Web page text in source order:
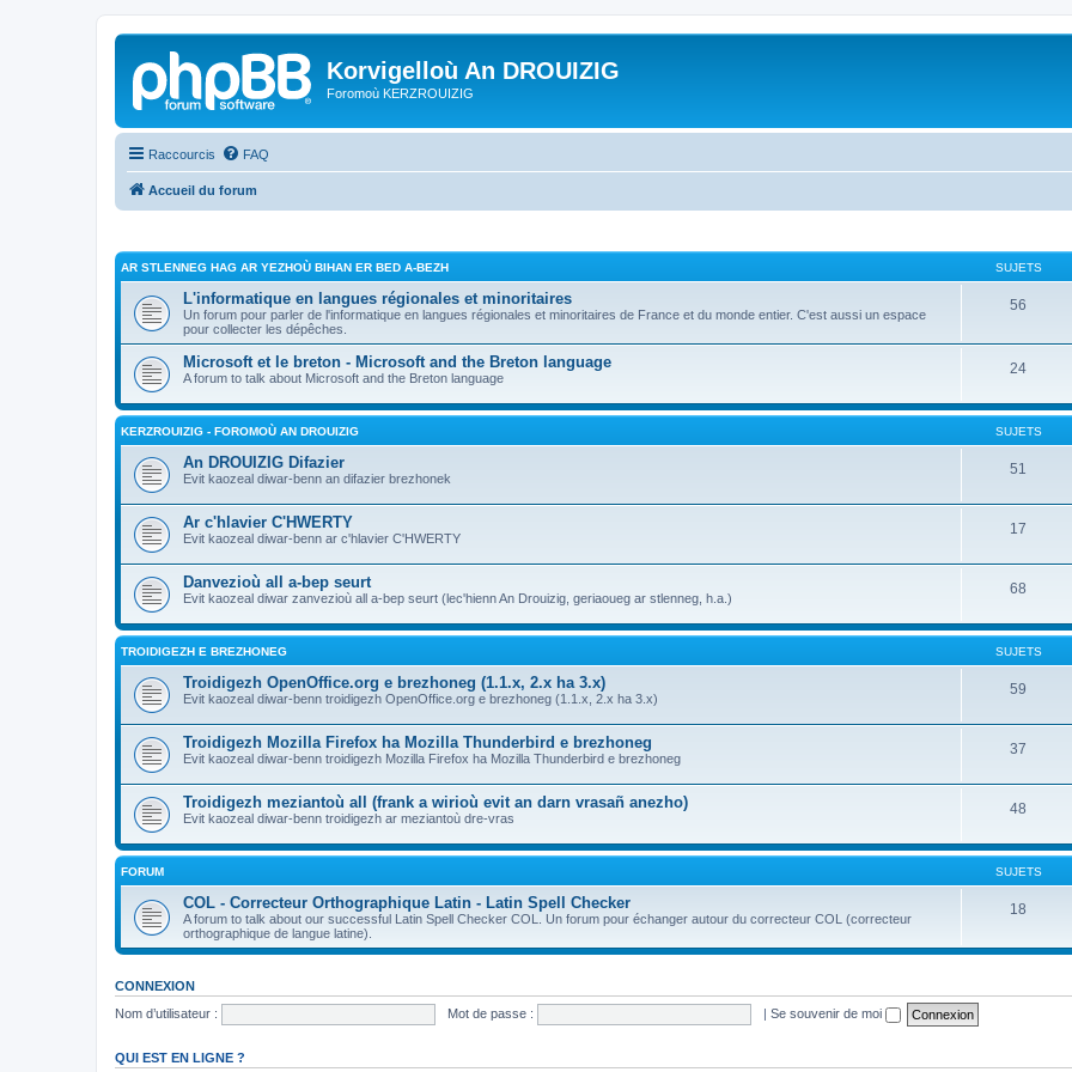
Korvigelloù An DROUIZIG
Foromoù KERZROUIZIG
Raccourcis FAQ
Accueil du forum
AR STLENNEG HAG AR YEZHOÙ BIHAN ER BED A-BEZH SUJETS
L'informatique en langues régionales et minoritaires
Un forum pour parler de l'informatique en langues régionales et minoritaires de France et du monde entier. C'est aussi un espace
pour collecter les dépêches.
56
Microsoft et le breton - Microsoft and the Breton language
A forum to talk about Microsoft and the Breton language
24
KERZROUIZIG - FOROMOÙ AN DROUIZIG SUJETS
An DROUIZIG Difazier
Evit kaozeal diwar-benn an difazier brezhonek
51
Ar c'hlavier C'HWERTY
Evit kaozeal diwar-benn ar c'hlavier C'HWERTY
17
Danvezioù all a-bep seurt
Evit kaozeal diwar zanvezioù all a-bep seurt (lec'hienn An Drouizig, geriaoueg ar stlenneg, h.a.)
68
TROIDIGEZH E BREZHONEG SUJETS
Troidigezh OpenOffice.org e brezhoneg (1.1.x, 2.x ha 3.x)
Evit kaozeal diwar-benn troidigezh OpenOffice.org e brezhoneg (1.1.x, 2.x ha 3.x)
59
Troidigezh Mozilla Firefox ha Mozilla Thunderbird e brezhoneg
Evit kaozeal diwar-benn troidigezh Mozilla Firefox ha Mozilla Thunderbird e brezhoneg
37
Troidigezh meziantoù all (frank a wirioù evit an darn vrasañ anezho)
Evit kaozeal diwar-benn troidigezh ar meziantoù dre-vras
48
FORUM SUJETS
COL - Correcteur Orthographique Latin - Latin Spell Checker
A forum to talk about our successful Latin Spell Checker COL. Un forum pour échanger autour du correcteur COL (correcteur
orthographique de langue latine).
18
CONNEXION
Nom d’utilisateur :
Mot de passe : | Se souvenir de moi
QUI EST EN LIGNE ?